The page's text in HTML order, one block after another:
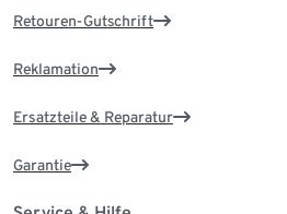
Retouren-Gutschrift
Reklamation
Ersatzteile & Reparatur
Garantie